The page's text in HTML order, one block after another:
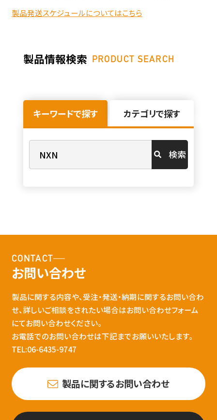
製品発送スケジュールについてはこちら
製品情報検索 PRODUCT SEARCH
キーワードで探す カテゴリで探す
検索
CONTACT
お問い合わせ
製品に関する内容や、受注・発送・納期に関するお問い合わ
せ、詳しいご相談をされたい場合はお問い合わせフォーム
にてお問い合わせください。
お電話でのお問い合わせは下記までお願いいたします。
TEL:06-6435-9747
製品に関するお問い合わせ